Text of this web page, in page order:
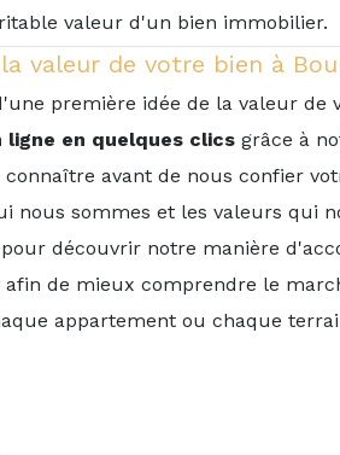
valeur d'un bien immobilier.
valeur de votre bien à
première idée de la valeur
ligne en quelques clics grâce à
avant de nous confier
nous sommes et les valeurs qui
découvrir notre manière
afin de mieux comprendre le
appartement ou chaque